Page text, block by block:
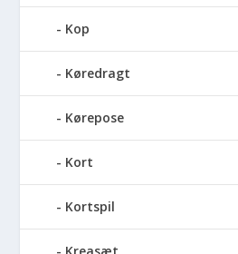
Kop
Køredragt
Kørepose
Kort
Kortspil
Kreasæt